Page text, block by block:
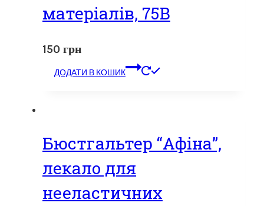
матеріалів, 75В
150 грн
ДОДАТИ В КОШИК
Бюстгальтер “Афіна”,
лекало для
нееластичних